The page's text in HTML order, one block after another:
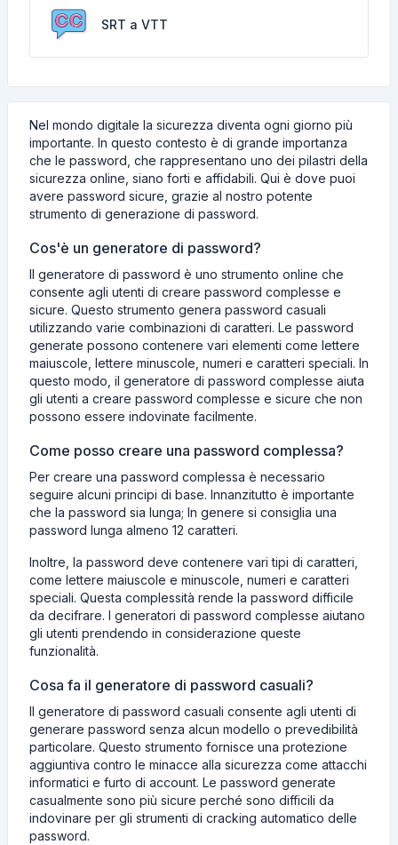
SRT a VTT
Nel mondo digitale la sicurezza diventa ogni giorno più
importante. In questo contesto è di grande importanza
che le password, che rappresentano uno dei pilastri della
sicurezza online, siano forti e affidabili. Qui è dove puoi
avere password sicure, grazie al nostro potente
strumento di generazione di password.
Cos'è un generatore di password?
Il generatore di password è uno strumento online che
consente agli utenti di creare password complesse e
sicure. Questo strumento genera password casuali
utilizzando varie combinazioni di caratteri. Le password
generate possono contenere vari elementi come lettere
maiuscole, lettere minuscole, numeri e caratteri speciali. In
questo modo, il generatore di password complesse aiuta
gli utenti a creare password complesse e sicure che non
possono essere indovinate facilmente.
Come posso creare una password complessa?
Per creare una password complessa è necessario
seguire alcuni principi di base. Innanzitutto è importante
che la password sia lunga; In genere si consiglia una
password lunga almeno 12 caratteri.
Inoltre, la password deve contenere vari tipi di caratteri,
come lettere maiuscole e minuscole, numeri e caratteri
speciali. Questa complessità rende la password difficile
da decifrare. I generatori di password complesse aiutano
gli utenti prendendo in considerazione queste
funzionalità.
Cosa fa il generatore di password casuali?
Il generatore di password casuali consente agli utenti di
generare password senza alcun modello o prevedibilità
particolare. Questo strumento fornisce una protezione
aggiuntiva contro le minacce alla sicurezza come attacchi
informatici e furto di account. Le password generate
casualmente sono più sicure perché sono difficili da
indovinare per gli strumenti di cracking automatico delle
password.